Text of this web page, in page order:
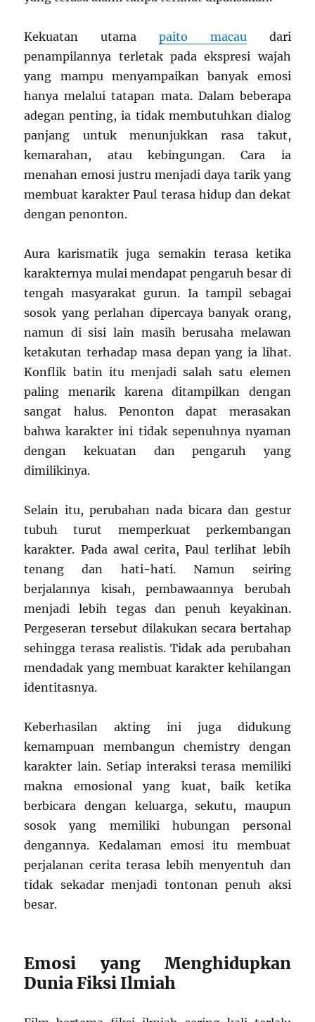
Kekuatan utama paito macaudari
penampilannya terletak pada ekspresi wajah
yang mampu menyampaikan banyak emosi
hanya melalui tatapan mata. Dalam beberapa
adegan penting, ia tidak membutuhkan dialog
panjang untuk menunjukkan rasa takut,
kemarahan, atau kebingungan. Cara ia
menahan emosi justru menjadi daya tarik yang
membuat karakter Paul terasa hidup dan dekat
dengan penonton.
Aura karismatik juga semakin terasa ketika
karakternya mulai mendapat pengaruh besar di
tengah masyarakat gurun. Ia tampil sebagai
sosok yang perlahan dipercaya banyak orang,
namun di sisi lain masih berusaha melawan
ketakutan terhadap masa depan yang ia lihat.
Konflik batin itu menjadi salah satu elemen
paling menarik karena ditampilkan dengan
sangat halus. Penonton dapat merasakan
bahwa karakter ini tidak sepenuhnya nyaman
dengan kekuatan dan pengaruh yang
dimilikinya.
Selain itu, perubahan nada bicara dan gestur
tubuh turut memperkuat perkembangan
karakter. Pada awal cerita, Paul terlihat lebih
tenang dan hati-hati. Namun seiring
berjalannya kisah, pembawaannya berubah
menjadi lebih tegas dan penuh keyakinan.
Pergeseran tersebut dilakukan secara bertahap
sehingga terasa realistis. Tidak ada perubahan
mendadak yang membuat karakter kehilangan
identitasnya.
Keberhasilan akting ini juga didukung
kemampuan membangun chemistry dengan
karakter lain. Setiap interaksi terasa memiliki
makna emosional yang kuat, baik ketika
berbicara dengan keluarga, sekutu, maupun
sosok yang memiliki hubungan personal
dengannya. Kedalaman emosi itu membuat
perjalanan cerita terasa lebih menyentuh dan
tidak sekadar menjadi tontonan penuh aksi
besar.
Emosi yang Menghidupkan
Dunia Fiksi Ilmiah